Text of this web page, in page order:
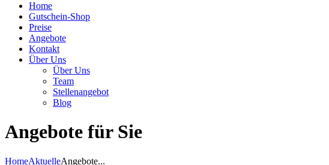
Home
Gutschein-Shop
Preise
Angebote
Kontakt
Über Uns
Über Uns
Team
Stellenangebot
Blog
Angebote für Sie
HomeAktuelleAngebote...